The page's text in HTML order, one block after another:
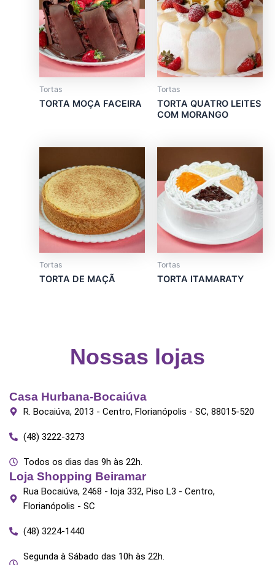
Tortas
TORTA MOÇA FACEIRA
has
multiple
variants.
The
options
chosen
page
Tortas
TORTA QUATRO LEITES
COM MORANGO
has
multiple
variants.
The
options
chosen
page
Tortas
TORTA DE MAÇÃ
Tortas
TORTA ITAMARATY
product
has
multiple
variants.
The
options
chosen
Nossas lojas
Casa Hurbana-Bocaiúva
R. Bocaiúva, 2013 - Centro, Florianópolis - SC, 88015-520
(48) 3222-3273
Todos os dias das 9h às 22h.
Loja Shopping Beiramar
Rua Bocaiúva, 2468 - loja 332, Piso L3 - Centro,
Florianópolis - SC
(48) 3224-1440
Segunda à Sábado das 10h às 22h.